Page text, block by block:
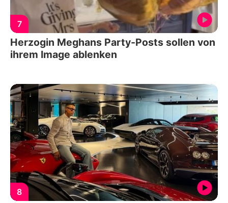
7
Herzogin Meghans Party-Posts sollen von
ihrem Image ablenken
8